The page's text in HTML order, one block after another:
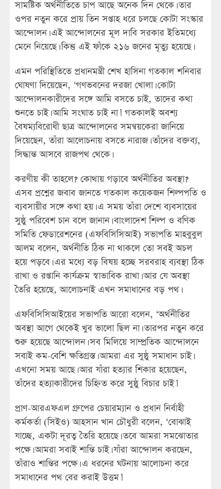
সামষ্টিক অর্থনীতিতে চাপ আছে অনেক দিন থেকে। তার
ওপর নতুন করে প্রায় তিন সপ্তাহ ধরে চলছে কোটা সংস্কার
আন্দোলন। এই আন্দোলনের মূল দাবি সরকার ইতিমধ্যে
মেনে নিয়েছে। কিন্তু এই ফাঁকে ২১৬ জনের মৃত্যু হয়েছে।
এমন পরিস্থিতিতে প্রধানমন্ত্রী শেখ হাসিনা গতকাল শনিবার
ঘোষণা দিয়েছেন, ‘গণভবনের দরজা খোলা। কোটা
আন্দোলনকারীদের সঙ্গে আমি বসতে চাই, তাদের কথা
শুনতে চাই। আমি সংঘাত চাই না।’ গতকালই অবশ্য
বৈষম্যবিরোধী ছাত্র আন্দোলনের সমন্বয়কেরা জানিয়ে
দিয়েছেন, তাঁরা আলোচনায় বসতে নারাজ। তাঁদের বক্তব্য,
সিদ্ধান্ত আসবে রাজপথ থেকে।
করণীয় কী তাহলে? কোথায় গড়াবে অর্থনীতির অবস্থা?
এসব প্রশ্নের জবাব জানতে গতকাল কয়েকজন শিল্পপতি ও
ব্যবসায়ীর সঙ্গে কথা হয়। এ সময় তাঁরা দেশে ব্যবসায়ের
সুষ্ঠু পরিবেশ চান বলে জানান। বাংলাদেশ শিল্প ও বণিক
সমিতি ফেডারেশনের (এফবিসিসিআই) সভাপতি মাহবুবুল
আলম বলেন, অর্থনীতি ঠিক না থাকলে তো সবই অচল
হয়ে পড়বে। এর মধ্যে বড় বিষয় হচ্ছে সরবরাহ ব্যবস্থা ঠিক
রাখা ও রপ্তানি কার্যক্রম স্বাভাবিক রাখা। আর যে অবস্থা
তৈরি হয়েছে, আলোচনাই এখন সমাধানের বড় পথ।
এফবিসিসিআইয়ের সভাপতি আরো বলেন, ‘অর্থনীতির
অবস্থা আগে থেকেই খুব ভালো ছিল না। তারপর নতুন করে
শুরু হয়েছে আন্দোলন। সব মিলিয়ে সাম্প্রতিক আন্দোলনে
সবাই কম-বেশি ক্ষতিগ্রস্ত। আমরা এর সুষ্ঠু সমাধান চাই।
এখনো সময় আছে। আর যাঁরা হত্যার শিকার হয়েছেন,
তাঁদের হত্যাকারীদের চিহ্নিত করে সুষ্ঠু বিচার চাই।’
প্রাণ-আরএফএল গ্রুপের চেয়ারম্যান ও প্রধান নির্বাহী
কর্মকর্তা (সিইও) আহসান খান চৌধুরী বলেন, ‘বোঝাই
যাচ্ছে, একটা দূরত্ব তৈরি হয়েছে। তবে আমরা সমঝোতার
পক্ষে। আমরা সবাই শান্তি চাই। যাঁরা আন্দোলন করছেন,
তাঁরাও শান্তির পক্ষে। এ ধরনের ঘটনায় আলোচনা করে
সমাধানের পথ বের করাই উত্তম।’